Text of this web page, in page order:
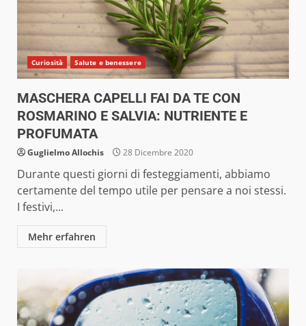
Curiosità Salute e benessere
MASCHERA CAPELLI FAI DA TE CON
ROSMARINO E SALVIA: NUTRIENTE E
PROFUMATA
Guglielmo Allochis 28 Dicembre 2020
Durante questi giorni di festeggiamenti, abbiamo
certamente del tempo utile per pensare a noi stessi.
I festivi,...
Mehr erfahren